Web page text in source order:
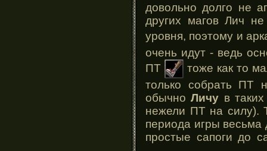
довольно долго не
других магов Лич
уровня, поэтому и
очень идут - ведь
ПТ
тоже как то
только собрать ПТ
обычноЛичу в
нежели ПТ на силу).
периода игры весьма
простые сапоги до